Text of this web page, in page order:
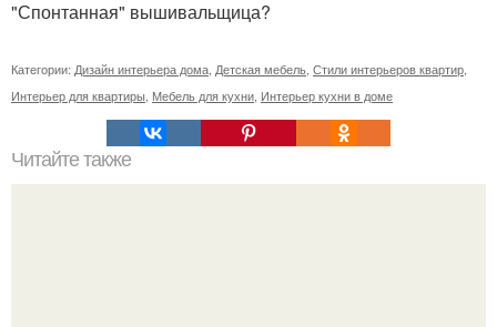
"Спонтанная" вышивальщица?
Категории: Дизайн интерьера дома Детская мебель Стили интерьеров квартир
Интерьер для квартиры Мебель для кухни Интерьер кухни в доме
Читайте также